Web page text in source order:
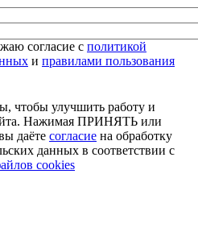
согласие с политикой
и правилами пользования
чтобы улучшить работу и
Нажимая ПРИНЯТЬ или
даёте согласие на обработку
данных в соответствии с
cookies